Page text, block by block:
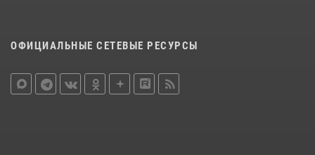
ОФИЦИАЛЬНЫЕ СЕТЕВЫЕ РЕСУРСЫ